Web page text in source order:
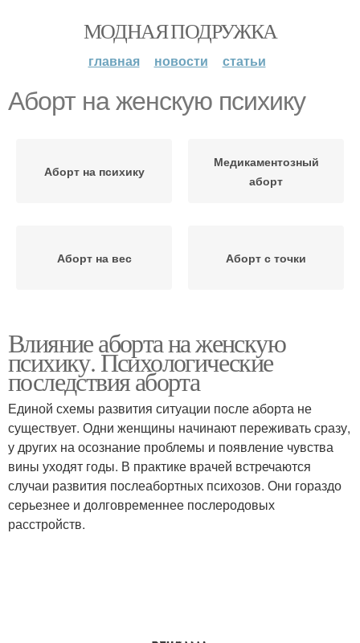
МОДНАЯ ПОДРУЖКА
главная новости статьи
Аборт на женскую психику
Аборт на психику
Медикаментозный
аборт
Аборт на вес Аборт с точки
Влияние аборта на женскую
психику. Психологические
последствия аборта
Единой схемы развития ситуации после аборта не
существует. Одни женщины начинают переживать сразу,
у других на осознание проблемы и появление чувства
вины уходят годы. В практике врачей встречаются
случаи развития послеабортных психозов. Они гораздо
серьезнее и долговременнее послеродовых
расстройств.